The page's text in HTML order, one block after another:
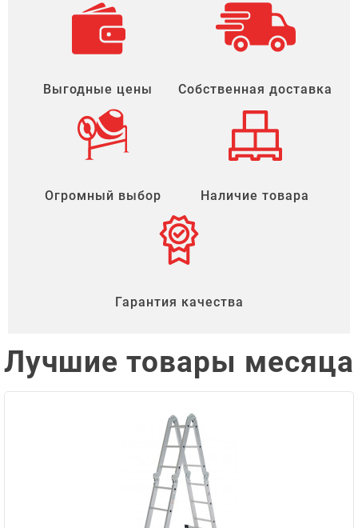
Выгодные цены Собственная доставка
Огромный выбор Наличие товара
Гарантия качества
Лучшие товары месяца